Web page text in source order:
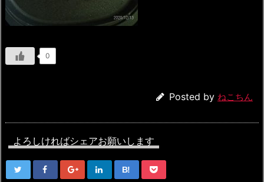
0
Posted by ねこちん
よろしければシェアお願いします
B!